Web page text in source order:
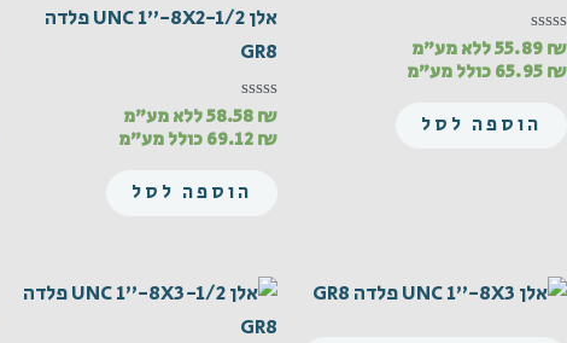
דורג
0
מתוך
55.89₪
ללא מע"מ
65.95₪
כולל מע"מ
הוספה לסל
אלן UNC 1"-8X2-1/2 פלדה
GR8
דורג
0
מתוך
58.58₪
ללא מע"מ
69.12₪
כולל מע"מ
הוספה לסל